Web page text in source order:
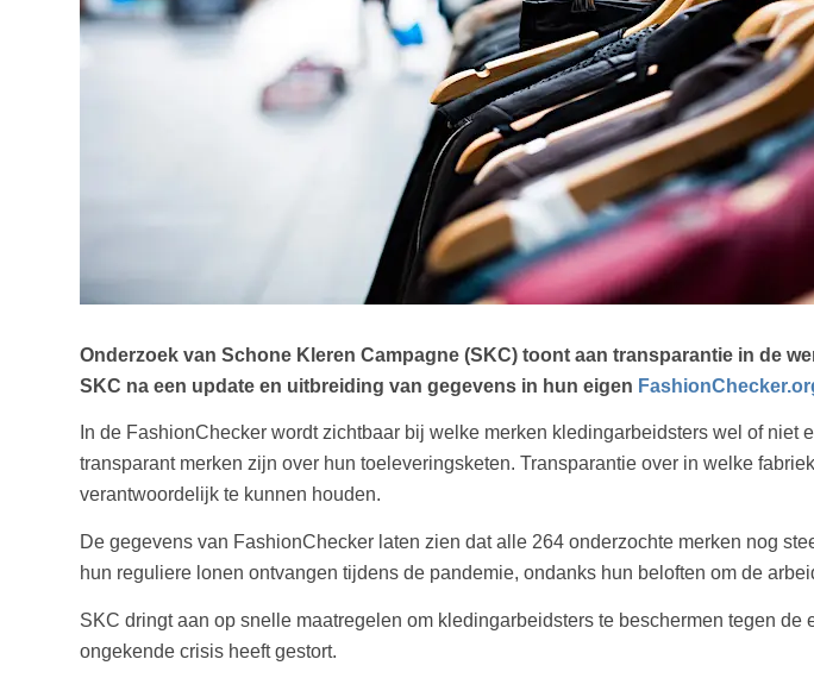
Onderzoek van Schone Kleren Campagne (SKC) toont aan transparantie in de
SKC na een update en uitbreiding van gegevens in hun eigen
In de FashionChecker wordt zichtbaar bij welke merken kledingarbeidsters wel of niet
transparant merken zijn over hun toeleveringsketen. Transparantie over in welke
verantwoordelijk te kunnen houden.
De gegevens van FashionChecker laten zien dat alle 264 onderzochte merken nog
hun reguliere lonen ontvangen tijdens de pandemie, ondanks hun beloften om de
SKC dringt aan op snelle maatregelen om kledingarbeidsters te beschermen tegen
ongekende crisis heeft gestort.